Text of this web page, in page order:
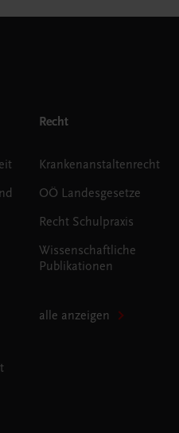
Recht
Krankenanstaltenrecht
OÖ Landesgesetze
Recht Schulpraxis
Wissenschaftliche
Publikationen
alle anzeigen